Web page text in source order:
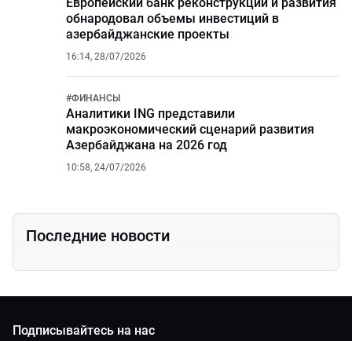
обнародовал объемы инвестиций в
азербайджанские проекты
16:14, 28/07/2026
#ФИНАНСЫ
Аналитики ING представили
макроэкономический сценарий развития
Азербайджана на 2026 год
10:58, 24/07/2026
Последние новости
Подписывайтесь на нас